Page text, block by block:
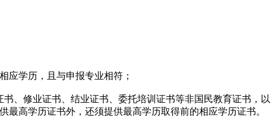
应学历，且与申报专业相符；
、修业证书、结业证书、委托培训证书等非国民教育证书，以
高学历证书外，还须提供最高学历取得前的相应学历证书。